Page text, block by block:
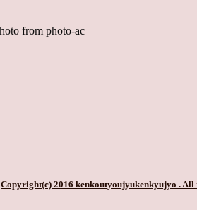
from photo-ac
Copyright(c) 2016 kenkoutyoujyukenkyujyo . All